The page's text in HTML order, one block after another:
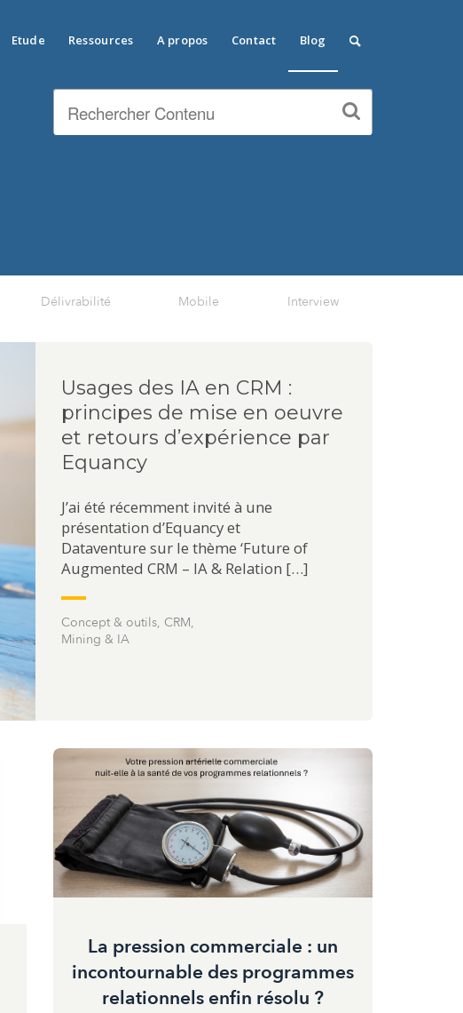
Etude Ressources A propos Contact Blog
Délivrabilité Mobile Interview
Usages des IA en CRM :
principes de mise en oeuvre
et retours d’expérience par
Equancy
J’ai été récemment invité à une
présentation d’Equancy et
Dataventure sur le thème ‘Future of
Augmented CRM – IA & Relation […]
Concept & outils, CRM,
Mining & IA
La pression commerciale : un
incontournable des programmes
relationnels enfin résolu ?